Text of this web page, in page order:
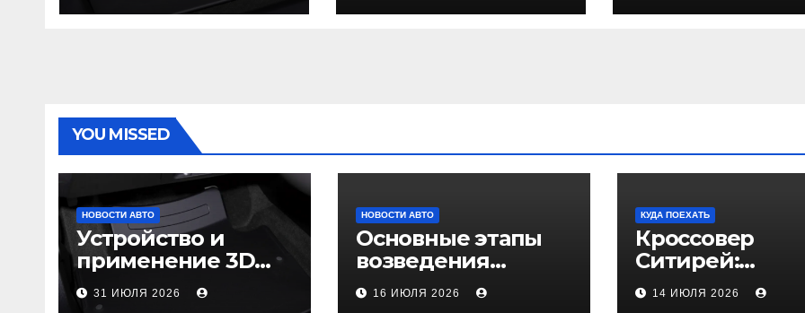
YOU MISSED
НОВОСТИ АВТО
Устройство и
применение 3D
автомобильных
ковриков
31 ИЮЛЯ 2026
НОВОСТИ АВТО
Основные этапы
возведения
гаража
16 ИЮЛЯ 2026
КУДА ПОЕХАТЬ
Кроссовер
Ситирей:
комплектации
характеристики
14 ИЮЛЯ 2026